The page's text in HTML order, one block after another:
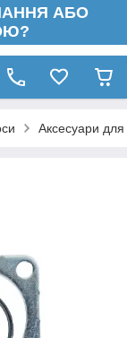
АБО
Аксесуари для